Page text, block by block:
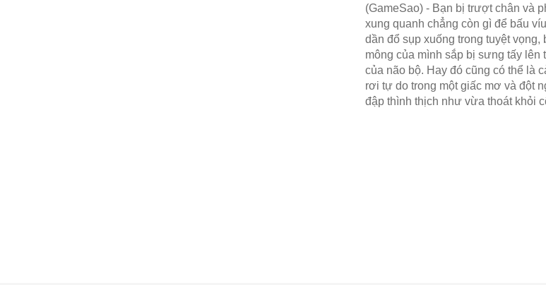
(GameSao) - Bạn bị trượt chân và
xung quanh chẳng còn gì để bấu
dần đổ sụp xuống trong tuyệt vọng,
mông của mình sắp bị sưng tấy lên
của não bộ. Hay đó cũng có thể là
rơi tự do trong một giấc mơ và đột
đập thình thịch như vừa thoát khỏi